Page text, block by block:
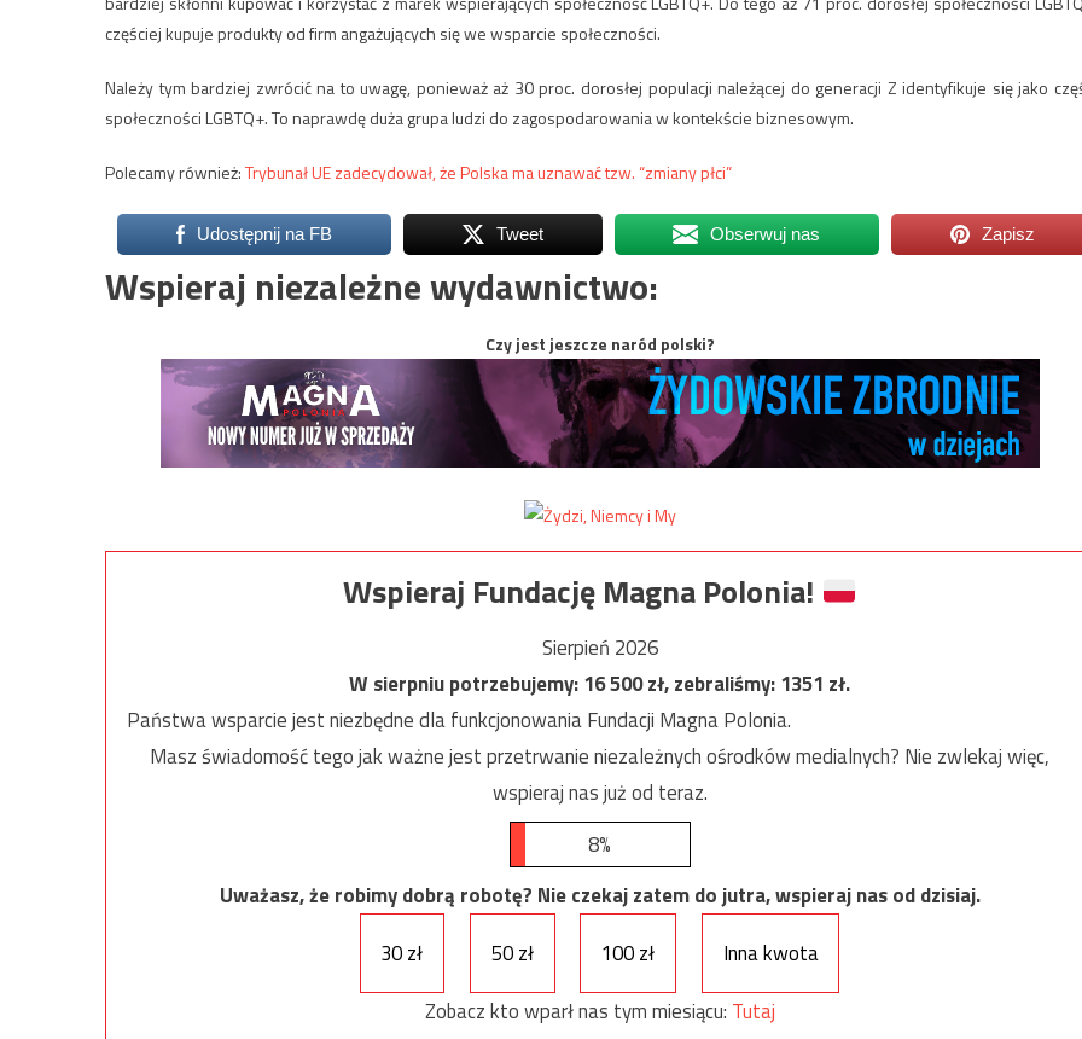
częściej kupuje produkty od firm angażujących się we wsparcie społeczności.
Należy tym bardziej zwrócić na to uwagę, ponieważ aż 30 proc. dorosłej populacji należącej do generacji Z identyfikuje się jako
społeczności LGBTQ+. To naprawdę duża grupa ludzi do zagospodarowania w kontekście biznesowym.
Polecamy również:Trybunał UE zadecydował, że Polska ma uznawać tzw. “zmiany płci”
Udostępnij na FB Tweet Obserwuj nas Zapisz
Wspieraj niezależne wydawnictwo:
Czy jest jeszcze naród polski?
Wspieraj Fundację Magna Polonia!
Sierpień 2026
W sierpniu potrzebujemy:16 500zł, zebraliśmy:1351 zł.
Państwa wsparcie jest niezbędne dla funkcjonowania Fundacji Magna Polonia.
Masz świadomość tego jak ważne jest przetrwanie niezależnych ośrodków medialnych? Nie zwlekaj więc,
wspieraj nas już od teraz.
8%
Uważasz, że robimy dobrą robotę? Nie czekaj zatem do jutra, wspieraj nas od dzisiaj.
30 zł
50 zł 100 zł
Inna kwota
Zobacz kto wparł nas tym miesiącu: Tutaj